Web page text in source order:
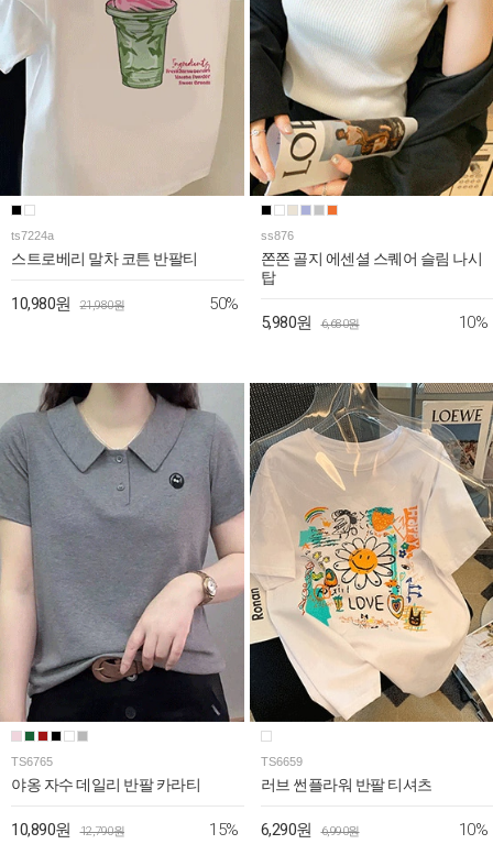
ts7224a
스트로베리 말차 코튼 반팔티
10,980원 21,980원 50%
ss876
쫀쫀 골지 에센셜 스퀘어 슬림 나시
탑
5,980원 6,680원 10%
TS6765
야옹 자수 데일리 반팔 카라티
10,890원 12,790원 15%
TS6659
러브 썬플라워 반팔 티셔츠
6,290원 6,990원 10%